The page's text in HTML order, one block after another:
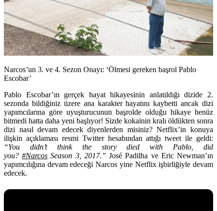
Narcos’un 3. ve 4. Sezon Onayı: ‘Ölmesi gereken başrol Pablo
Escobar’
Pablo Escobar’ın gerçek hayat hikayesinin anlatıldığı dizide 2.
sezonda bildiğiniz üzere ana karakter hayatını kaybetti ancak dizi
yapımcılarına göre uyuşturucunun başrolde olduğu hikaye henüz
bitmedi hatta daha yeni başlıyor! Sizde kokainin kralı öldükten sonra
dizi nasıl devam edecek diyenlerden misiniz? Netflix’in konuya
ilişkin açıklaması resmi Twitter hesabından attığı tweet ile geldi:
“You didn’t think the story died with Pablo, did
you?#Narcos Season 3, 2017.” José Padilha ve Eric Newman’ın
yapımcılığına devam edeceği Narcos yine Netflixişbirliğiyle devam
edecek.